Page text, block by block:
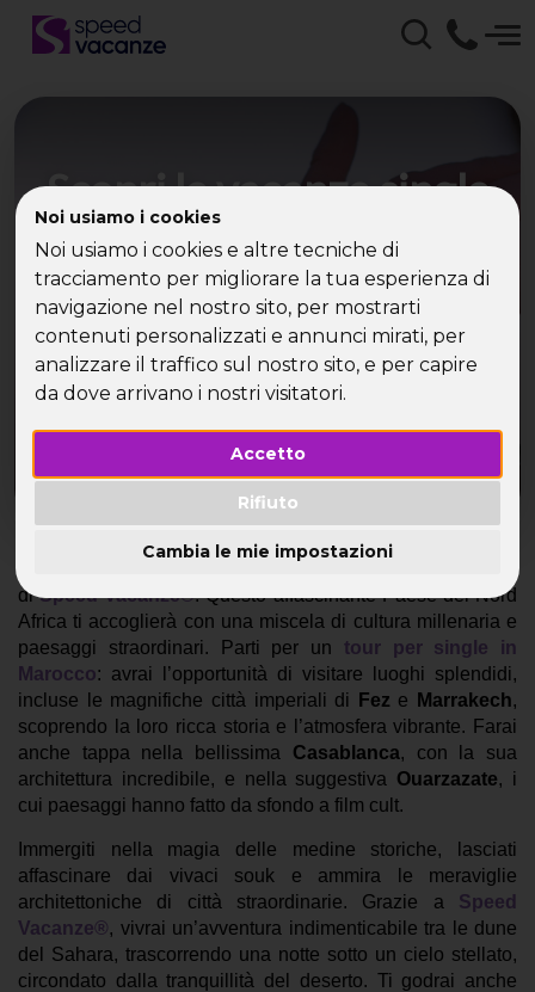
Noi usiamo i cookies
Noi usiamo i cookies e altre tecniche di
tracciamento per migliorare la tua esperienza di
navigazione nel nostro sito, per mostrarti
contenuti personalizzati e annunci mirati, per
analizzare il traffico sul nostro sito, e per capire
da dove arrivano i nostri visitatori.
Accetto
Rifiuto
Cambia le mie impostazioni
Scopri le vacanze single
Marocco: un viaggio tra
storia e avventura
Unisciti alle vacanze single Marocco di Speed
Vacanze® e visita luoghi mozzafiato in
compagnia di nuove persone
diSpeed Vacanze®. Questo affascinante Paese del Nord
Africa ti accoglierà con una miscela di cultura millenaria e
paesaggi straordinari. Parti per un tour per single in
Marocco: avrai l’opportunità di visitare luoghi splendidi,
incluse le magnifiche città imperiali di
Fez e Marrakech,
scoprendo la loro ricca storia e l’atmosfera vibrante. Farai
anche tappa nella bellissima Casablanca, con la sua
architettura incredibile, e nella suggestiva Ouarzazate, i
cui paesaggi hanno fatto da sfondo a film cult.
Immergiti nella magia delle medine storiche, lasciati
affascinare dai vivaci souk e ammira le meraviglie
architettoniche di città straordinarie. Grazie a Speed
Vacanze®, vivrai un’avventura indimenticabile tra le dune
del Sahara, trascorrendo una notte sotto un cielo stellato,
circondato dalla tranquillità del deserto. Ti godrai anche